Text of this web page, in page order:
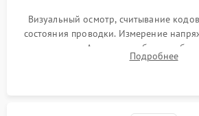
Визуальный осмотр, считывание
состояния проводки. Измерение
колодке. Анализ жалоб на
конвекцией, панелью управления или
Подробнее